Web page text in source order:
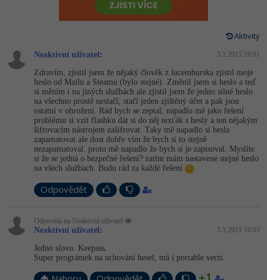
HTML5, CSS3, Bootstrap, SEO
SQL a databáze
Testování a verzování
UML a návrhové vzory
React
Spring
ASP.NET MVC
Django
Best practices
PHP
JavaScript
Python
HTML / CSS
UML a návrhové vzory
MySQL/MariaDB
MS-SQL
SQLite
Vývojář mobilních aplikací
Webdesigner
Tester
Systémový administrátor
Projektový manažer
Databázový analytik
-80%
C++ -80%
Swift -80%
Kotlin -80%
-80%
SQL
Návrh SW -80%
Digitální gramotnost
WordPress
SEO -30%
UX
Business
Kryptoměny
-80%
Google Dokumenty
Photoshop -80%
Adobe Lightroom -30%
Adobe XD -15%
Adobe InDesign -25%
Adobe After Effects
Blender
Aktivity
Neaktivní uživatel: 5.1.2015 19:01
Zdravím, zjistil jsem že nějaký člověk z lucemburska zjistil moje
heslo od Mailu a Steamu (bylo stejné). Změnil jsem si heslo a teď
si měním i na jiných službách ale zjistil jsem že jedno silné heslo
na všechno prostě nestačí, stačí jeden zjištěný účet a pak jsou
ostatní v ohrožení. Rád bych se zeptal, napadlo mě jako řešení
problému si vzít flashku dát si do něj texťák s hesly a ten nějakým
šifrovacím nástrojem zašifrovat. Taky mě napadlo si hesla
zapamatovat ale dost dobře vím že bych si to stejně
nezapamatoval. proto mě napadlo že bych si je zapisoval. Myslíte
si že se jedná o bezpečné řešení? zatím mám nastavené stejné heslo
na všech službach. Budu rád za každé řešení
Odpovědět
Odpovídá na Neaktivní uživatel
Neaktivní uživatel : 5.1.2015 19:03
Jedno slovo. Keepass.
Super prográmek na uchování hesel, má i portable verzi.